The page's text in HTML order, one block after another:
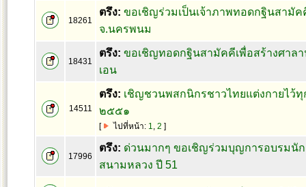
18261
ตรึง: ขอเชิญร่วมเป็นเจ้าภาพทอดกฐินสามั
จ.นครพนม
18431
ตรึง: ขอเชิญทอดกฐินสามัคคีเพื่อสร้างศาล
เอน
14511
ตรึง: เชิญชวนพสกนิกรชาวไทยแต่งกายไว้
๒๕๕๑
[ ไปที่หน้า: 1, 2 ]
17996
ตรึง: ด่วนมากๆ ขอเชิญร่วมบุญการอบรมนั
สนามหลวง ปี 51